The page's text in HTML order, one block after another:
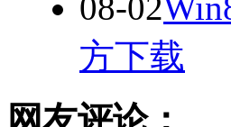
08-02
方下载